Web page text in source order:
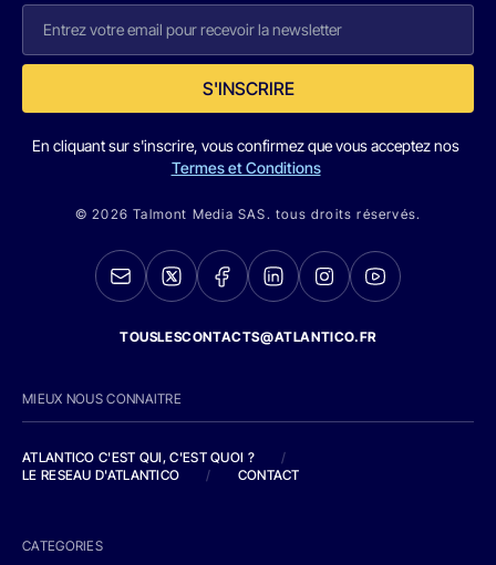
S'INSCRIRE
En cliquant sur s'inscrire, vous confirmez que vous acceptez nos
Termes et Conditions
© 2026 Talmont Media SAS. tous droits réservés.
TOUSLESCONTACTS@ATLANTICO.FR
MIEUX NOUS CONNAITRE
ATLANTICO C'EST QUI, C'EST QUOI ?
/
LE RESEAU D'ATLANTICO
/ CONTACT
CATEGORIES